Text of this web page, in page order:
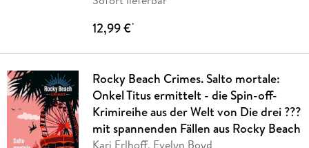
12,99 €*
Rocky Beach Crimes. Salto mortale:
Onkel Titus ermittelt - die Spin-off-
Krimireihe aus der Welt von Die drei ???
mit spannenden Fällen aus Rocky Beach
Kari Erlhoff, Evelyn Boyd